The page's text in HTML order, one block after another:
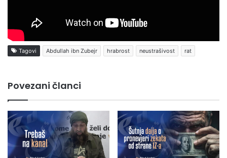
Tagovi Abdullah ibn Zubejr hrabrost neustrašivost rat
Povezani članci